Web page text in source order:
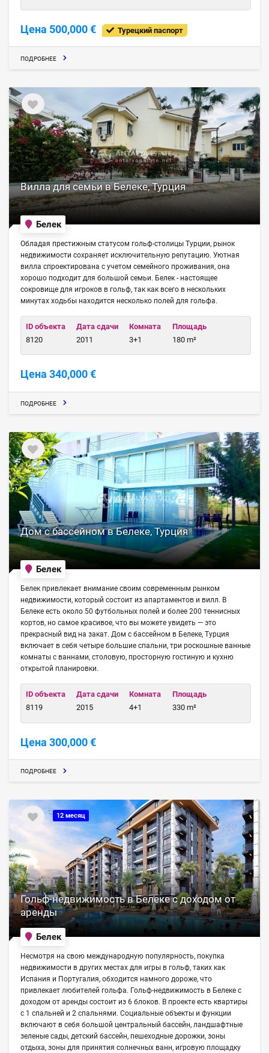
Цена 500,000 € Турецкий паспорт
ПОДРОБНЕЕ
Вилла для семьи в Белеке, Турция
Белек
Обладая престижным статусом гольф-столицы Турции, рынок
недвижимости сохраняет исключительную репутацию. Уютная
вилла спроектирована с учетом семейного проживания, она
хорошо подходит для большой семьи. Белек - настоящее
сокровище для игроков в гольф, так как всего в нескольких
минутах ходьбы находится несколько полей для гольфа.
ID объекта
8120
Дата сдачи
2011
Комната
3+1
Площадь
180 m²
Цена 340,000 €
ПОДРОБНЕЕ
Дом с бассейном в Белеке, Турция
Белек
Белек привлекает внимание своим современным рынком
недвижимости, который состоит из апартаментов и вилл. В
Белеке есть около 50 футбольных полей и более 200 теннисных
кортов, но самое красивое, что вы можете увидеть — это
прекрасный вид на закат. Дом с бассейном в Белеке, Турция
включает в себя четыре большие спальни, три роскошные ванные
комнаты с ваннами, столовую, просторную гостиную и кухню
открытой планировки.
ID объекта
8119
Дата сдачи
2015
Комната
4+1
Площадь
330 m²
Цена 300,000 €
ПОДРОБНЕЕ
12 месяц
Гольф-недвижимость в Белеке с доходом от
аренды
Белек
Несмотря на свою международную популярность, покупка
недвижимости в других местах для игры в гольф, таких как
Испания и Португалия, обходится намного дороже, что
привлекает любителей гольфа. Гольф-недвижимость в Белеке с
доходом от аренды состоит из 6 блоков. В проекте есть квартиры
с 1 спальней и 2 спальнями. Социальные объекты и функции
включают в себя большой центральный бассейн, ландшафтные
зеленые сады, детский бассейн, пешеходные дорожки, зоны
отдыха, зоны для принятия солнечных ванн, игровую площадку